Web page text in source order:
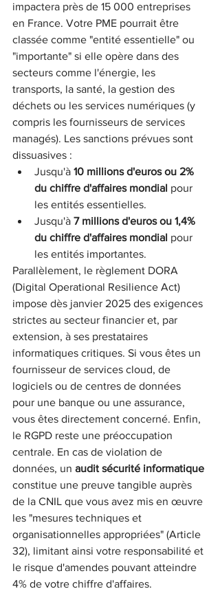
impactera près de 15 000 entreprises
en France. Votre PME pourrait être
classée comme "entité essentielle" ou
"importante" si elle opère dans des
secteurs comme l'énergie, les
transports, la santé, la gestion des
déchets ou les services numériques (y
compris les fournisseurs de services
managés). Les sanctions prévues sont
dissuasives :
Jusqu'à 10 millions d'euros ou 2%
du chiffre d'affaires mondial pour
les entités essentielles.
Jusqu'à 7 millions d'euros ou 1,4%
du chiffre d'affaires mondial pour
les entités importantes.
Parallèlement, le règlement DORA
(Digital Operational Resilience Act)
impose dès janvier 2025 des exigences
strictes au secteur financier et, par
extension, à ses prestataires
informatiques critiques. Si vous êtes un
fournisseur de services cloud, de
logiciels ou de centres de données
pour une banque ou une assurance,
vous êtes directement concerné. Enfin,
le RGPD reste une préoccupation
centrale. En cas de violation de
données, un audit sécurité informatique
constitue une preuve tangible auprès
de la CNIL que vous avez mis en œuvre
les "mesures techniques et
organisationnelles appropriées" (Article
32), limitant ainsi votre responsabilité et
le risque d'amendes pouvant atteindre
4% de votre chiffre d'affaires.